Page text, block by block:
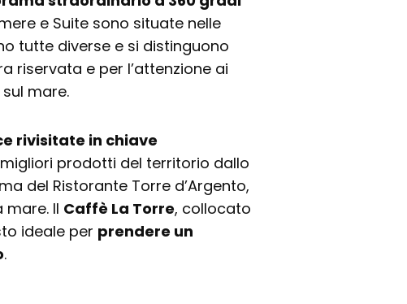
e Suite sono situate nelle
tutte diverse e si distinguono
riservata e per l’attenzione ai
mare.
rivisitate in chiave
prodotti del territorio dallo
del Ristorante Torre d’Argento,
Il Caffè La Torre, collocato
ideale per prendere un
.